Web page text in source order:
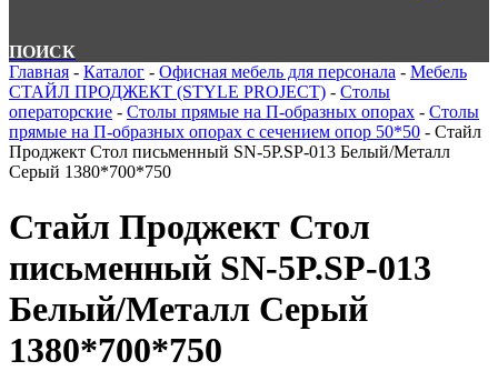
ПОИСК
Главная - Каталог - Офисная мебель для персонала - Мебель
СТАЙЛ ПРОДЖЕКТ (STYLE PROJECT) - Столы
операторские - Столы прямые на П-образных опорах - Столы
прямые на П-образных опорах с сечением опор 50*50 - Стайл
Проджект Стол письменный SN-5P.SP-013 Белый/Металл
Серый 1380*700*750
Стайл Проджект Стол
письменный SN-5P.SP-013
Белый/Металл Серый
1380*700*750